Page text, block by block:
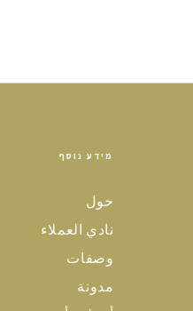
מידע נוסף
حول
نادي العملاء
وصفات
مدونة